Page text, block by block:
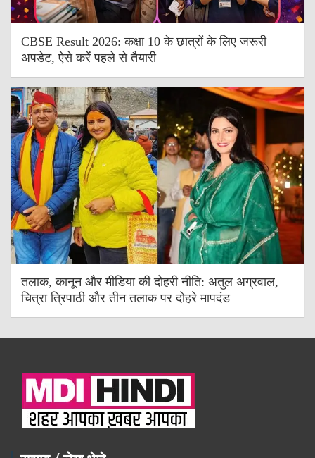
CBSE Result 2026: कक्षा 10 के छात्रों के लिए जरूरी
अपडेट, ऐसे करें पहले से तैयारी
तलाक, कानून और मीडिया की दोहरी नीति: अतुल अग्रवाल,
चित्रा त्रिपाठी और तीन तलाक पर दोहरे मापदंड